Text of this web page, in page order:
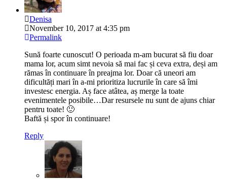
Denisa
November 10, 2017 at 4:35 pm
Permalink
Sună foarte cunoscut! O perioada m-am bucurat să fiu doar
mama lor, acum simt nevoia să mai fac și ceva extra, deși am
rămas în continuare în preajma lor. Doar că uneori am
dificultăți mari în a-mi prioritiza lucrurile în care să îmi
investesc energia. Aș face atâtea, aș merge la toate
evenimentele posibile…Dar resursele nu sunt de ajuns chiar
pentru toate! 🙂
Baftă și spor în continuare!
Reply